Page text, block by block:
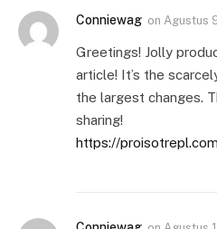
Conniewag on Agustus
Greetings! Jolly
article! It’s the
the largest changes.
sharing!
https://